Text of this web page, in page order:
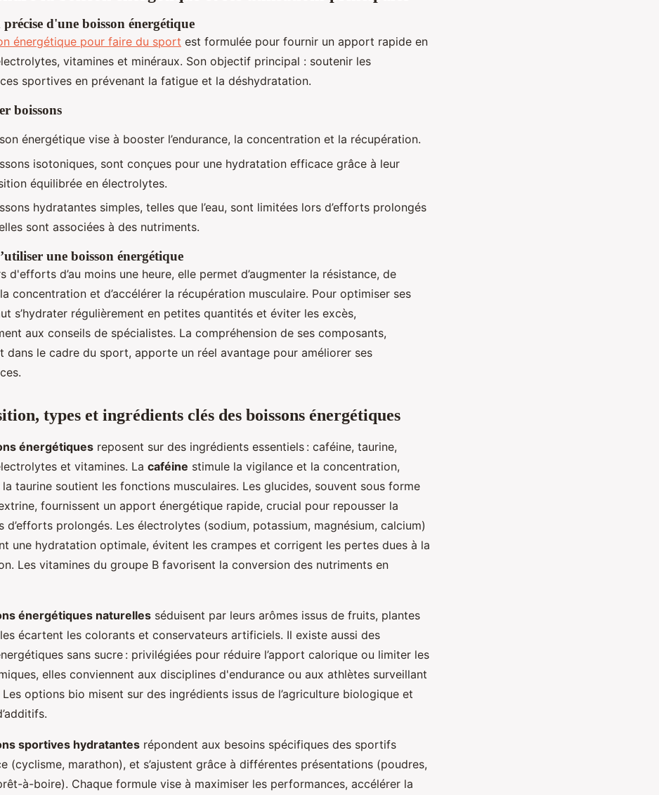
d'une boisson énergétique
énergétique pour faire du sport est formulée pour fournir un apport rapide en
vitamines et minéraux. Son objectif principal : soutenir les
sportives en prévenant la fatigue et la déshydratation.
boissons
énergétique vise à booster l’endurance, la concentration et la récupération.
isotoniques, sont conçues pour une hydratation efficace grâce à leur
équilibrée en électrolytes.
hydratantes simples, telles que l’eau, sont limitées lors d’efforts prolongés
sont associées à des nutriments.
une boisson énergétique
d'efforts d’au moins une heure, elle permet d’augmenter la résistance, de
concentration et d’accélérer la récupération musculaire. Pour optimiser ses
s’hydrater régulièrement en petites quantités et éviter les excès,
aux conseils de spécialistes. La compréhension de ses composants,
dans le cadre du sport, apporte un réel avantage pour améliorer ses
types et ingrédients clés des boissons énergétiques
énergétiques reposent sur des ingrédients essentiels : caféine, taurine,
et vitamines. La caféine stimule la vigilance et la concentration,
taurine soutient les fonctions musculaires. Les glucides, souvent sous forme
fournissent un apport énergétique rapide, crucial pour repousser la
d’efforts prolongés. Les électrolytes (sodium, potassium, magnésium, calcium)
une hydratation optimale, évitent les crampes et corrigent les pertes dues à la
Les vitamines du groupe B favorisent la conversion des nutriments en
énergétiques naturelles séduisent par leurs arômes issus de fruits, plantes
écartent les colorants et conservateurs artificiels. Il existe aussi des
sans sucre : privilégiées pour réduire l’apport calorique ou limiter les
elles conviennent aux disciplines d'endurance ou aux athlètes surveillant
options bio misent sur des ingrédients issus de l’agriculture biologique et
sportives hydratantes répondent aux besoins spécifiques des sportifs
(cyclisme, marathon), et s’ajustent grâce à différentes présentations (poudres,
à-boire). Chaque formule vise à maximiser les performances, accélérer la